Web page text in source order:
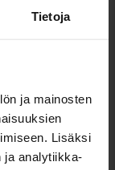
Tietoja
ja mainosten
Lisäksi
ja analytiikka-
Subaru
Suzuki
Tesla